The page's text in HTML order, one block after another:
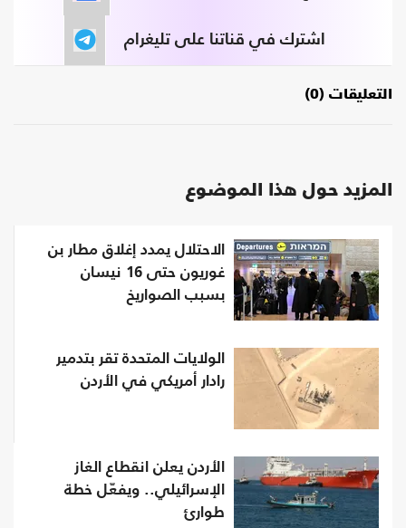
اشترك في قناتنا على تليغرام
التعليقات (0)
المزيد حول هذا الموضوع
الاحتلال يمدد إغلاق مطار بن
غوريون حتى 16 نيسان
بسبب الصواريخ
الولايات المتحدة تقر بتدمير
رادار أمريكي في الأردن
الأردن يعلن انقطاع الغاز
الإسرائيلي.. ويفعّل خطة
طوارئ